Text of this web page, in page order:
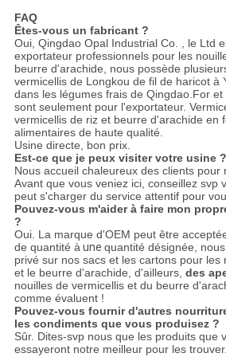
FAQ
Êtes-vous un fabricant ?
Oui, Qingdao Opal Industrial Co. , le Ltd
exportateur professionnels pour les
beurre d'arachide, nous possède
vermicellis de Longkou de fil de haricot à
dans les légumes frais de Qingdao.For
sont seulement pour l'exportateur.
vermicellis de riz et beurre d'arachide en
alimentaires de haute qualité.
Usine directe, bon prix.
Est-ce que je peux visiter votre usine ?
Nous accueil chaleureux des clients pour
Avant que vous veniez ici, conseillez svp
peut s'charger du service attentif pour
Pouvez-vous m'aider à faire mon
?
Oui. La marque d'OEM peut être
de quantité à une quantité désignée,
privé sur nos sacs et les cartons pour les
et le beurre d'arachide, d'ailleurs, des
nouilles de vermicellis et du beurre
comme évaluent !
Pouvez-vous fournir d'autres
les condiments que vous produisez ?
Sûr. Dites-svp nous que les produits que
essayeront notre meilleur pour les trouver.